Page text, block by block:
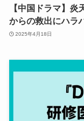
【中国ドラマ】
からの救出にハラ
2025年4月18日